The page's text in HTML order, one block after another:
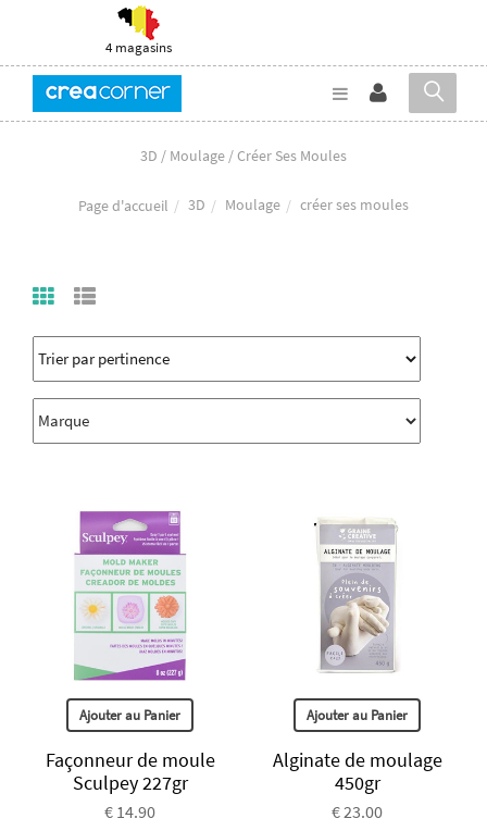
4 magasins
3D / Moulage / Créer Ses Moules
Page d'accueil 3D Moulage créer ses moules
Ajouter au Panier
Façonneur de moule
Sculpey 227gr
€ 14.90
Ajouter au Panier
Alginate de moulage
450gr
€ 23.00